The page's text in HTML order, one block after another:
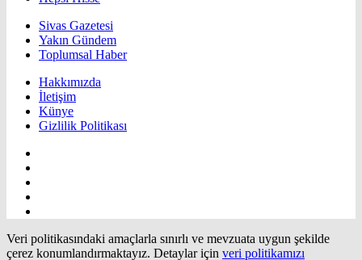
Sivas Gazetesi
Yakın Gündem
Toplumsal Haber
Hakkımızda
İletişim
Künye
Gizlilik Politikası
Veri politikasındaki amaçlarla sınırlı ve mevzuata uygun şekilde
çerez konumlandırmaktayız. Detaylar için veri politikamızı